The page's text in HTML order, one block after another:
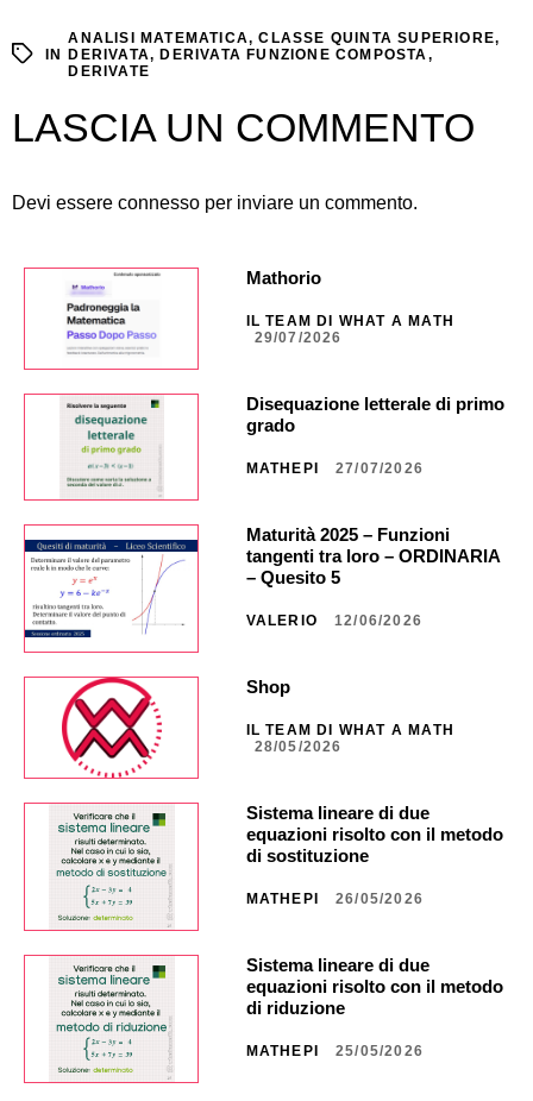
IN
ANALISI MATEMATICA,CLASSE QUINTA SUPERIORE,
DERIVATA, DERIVATA FUNZIONE COMPOSTA,
DERIVATE
LASCIA UN COMMENTO
Devi essere connesso per inviare un commento.
Mathorio
IL TEAM DI WHAT A MATH
29/07/2026
Disequazione letterale di primo
grado
MATHEPI 27/07/2026
Maturità 2025 – Funzioni
tangenti tra loro – ORDINARIA
– Quesito 5
VALERIO 12/06/2026
Shop
IL TEAM DI WHAT A MATH
28/05/2026
Sistema lineare di due
equazioni risolto con il metodo
di sostituzione
MATHEPI 26/05/2026
Sistema lineare di due
equazioni risolto con il metodo
di riduzione
MATHEPI 25/05/2026